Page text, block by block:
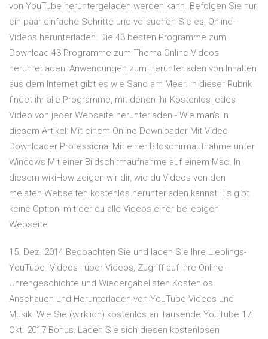
von YouTube heruntergeladen werden kann. Befolgen Sie nur
ein paar einfache Schritte und versuchen Sie es! Online-
Videos herunterladen: Die 43 besten Programme zum
Download 43 Programme zum Thema Online-Videos
herunterladen: Anwendungen zum Herunterladen von Inhalten
aus dem Internet gibt es wie Sand am Meer. In dieser Rubrik
findet ihr alle Programme, mit denen ihr Kostenlos jedes
Video von jeder Webseite herunterladen - Wie man's In
diesem Artikel: Mit einem Online Downloader Mit Video
Downloader Professional Mit einer Bildschirmaufnahme unter
Windows Mit einer Bildschirmaufnahme auf einem Mac. In
diesem wikiHow zeigen wir dir, wie du Videos von den
meisten Webseiten kostenlos herunterladen kannst. Es gibt
keine Option, mit der du alle Videos einer beliebigen
Webseite
15. Dez. 2014 Beobachten Sie und laden Sie Ihre Lieblings-
YouTube- Videos ! über Videos, Zugriff auf Ihre Online-
Uhrengeschichte und Wiedergabelisten Kostenlos
Anschauen und Herunterladen von YouTube-Videos und
Musik Wie Sie (wirklich) kostenlos an Tausende YouTube 17.
Okt. 2017 Bonus: Laden Sie sich diesen kostenlosen